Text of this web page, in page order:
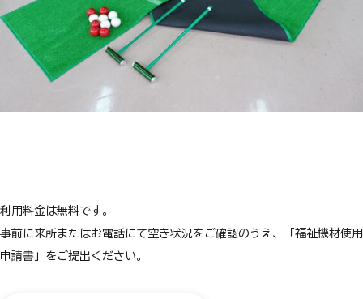
利用料金は無料です。
事前に来所またはお電話にて空き状況をご確認のうえ、「福祉機材使用
申請書」をご提出ください。